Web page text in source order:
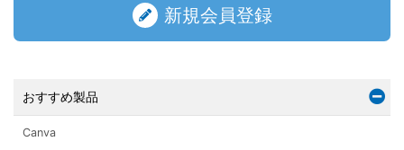
新規会員登録
おすすめ製品
Canva